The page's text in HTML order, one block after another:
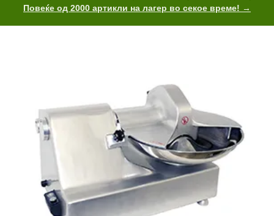
Повеќе од 2000 артикли на лагер во секое време! →